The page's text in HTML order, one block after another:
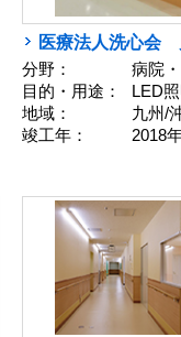
医療法人洗心会
分野：
病院
目的・用途：
LED
地域：
九州/
竣工年：
2018